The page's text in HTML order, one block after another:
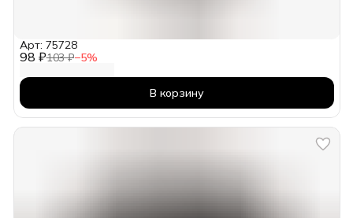
98 ₽103 ₽−5%
Арт: 75728
В корзину